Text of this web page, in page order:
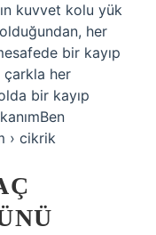
kuvvet kolu yük
her
bir kayıp
çarkla her
bir kayıp
› cikrik